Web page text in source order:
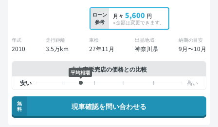
ローン
参考
月々 5,600 円
※金額は変更できます。
年式
2010
走行距離
3.5万km
車検
27年11月
出品地域
神奈川県
納期の目安
9月〜10月
中古車販売店の価格との比較
平均相場
無
料
現車確認を問い合わせる